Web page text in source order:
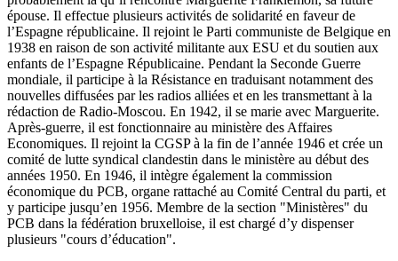
épouse. Il effectue plusieurs activités de solidarité en faveur de
l’Espagne républicaine. Il rejoint le Parti communiste de Belgique en
1938 en raison de son activité militante aux ESU et du soutien aux
enfants de l’Espagne Républicaine. Pendant la Seconde Guerre
mondiale, il participe à la Résistance en traduisant notamment des
nouvelles diffusées par les radios alliées et en les transmettant à la
rédaction de Radio-Moscou. En 1942, il se marie avec Marguerite.
Après-guerre, il est fonctionnaire au ministère des Affaires
Economiques. Il rejoint la CGSP à la fin de l’année 1946 et crée un
comité de lutte syndical clandestin dans le ministère au début des
années 1950. En 1946, il intègre également la commission
économique du PCB, organe rattaché au Comité Central du parti, et
y participe jusqu’en 1956. Membre de la section "Ministères" du
PCB dans la fédération bruxelloise, il est chargé d’y dispenser
plusieurs "cours d’éducation".